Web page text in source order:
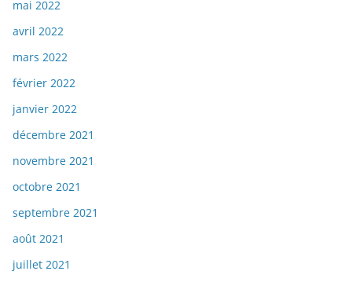
mai 2022
avril 2022
mars 2022
février 2022
janvier 2022
décembre 2021
novembre 2021
octobre 2021
septembre 2021
août 2021
juillet 2021